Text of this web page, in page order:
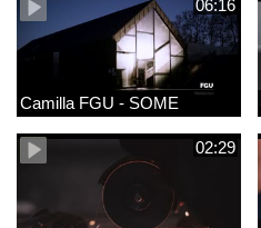
06:16
Camilla FGU - SOME
02:29